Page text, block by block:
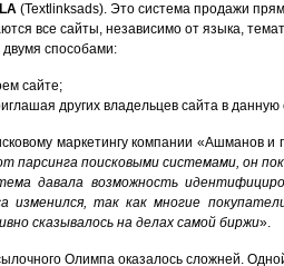
(Textlinksads). Это система продажи
все сайты, независимо от языка,
способами:
сайте;
других владельцев сайта в данную
маркетингу компании «Ашманов и
парсинга поисковыми системами, он
давала возможность
изменился, так как многие
сказывалось на делах самой биржи».
Олимпа оказалось сложней.